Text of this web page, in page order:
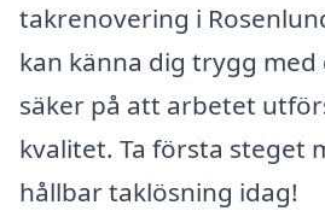
takrenovering i
kan känna dig trygg med
säker på att arbetet
kvalitet. Ta första steget
hållbar taklösning idag!